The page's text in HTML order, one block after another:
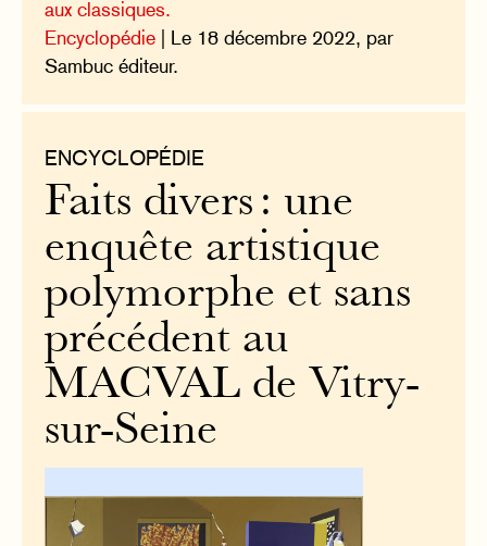
aux classiques.
Encyclopédie | Le 18 décembre 2022, par
Sambuc éditeur.
ENCYCLOPÉDIE
Faits divers : une
enquête artistique
polymorphe et sans
précédent au
MACVAL de Vitry-
sur-Seine